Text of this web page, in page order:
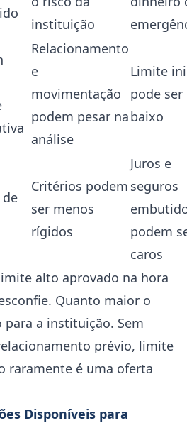
instituição
Relacionamento
e
movimentação
podem pesar na
análise
Limite
pode ser
baixo
de
Critérios podem
ser menos
rígidos
Juros e
seguros
podem
caros
alto aprovado na hora
Quanto maior o
a instituição. Sem
prévio, limite
raramente é uma oferta
Disponíveis para